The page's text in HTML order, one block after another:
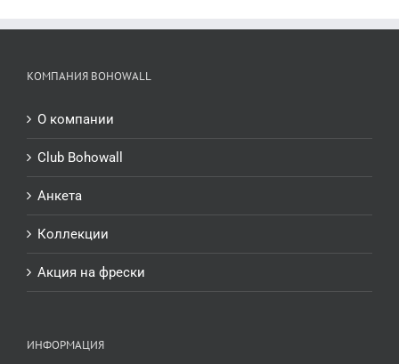
КОМПАНИЯ BOHOWALL
О компании
Club Bohowall
Анкета
Коллекции
Акция на фрески
ИНФОРМАЦИЯ